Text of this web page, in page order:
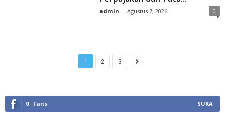
admin - Agustus 7, 2026 0
1 2 3
0 Fans SUKA